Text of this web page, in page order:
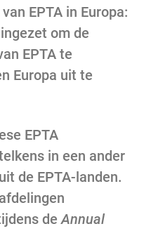
EPTA in Europa:
om de
EPTA te
Europa uit te
EPTA
in een ander
de EPTA-landen.
deAnnual